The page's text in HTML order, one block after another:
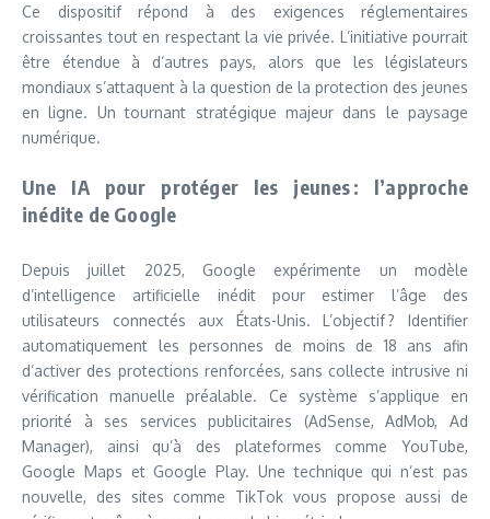
Ce dispositif répond à des exigences réglementaires
croissantes tout en respectant la vie privée. L’initiative pourrait
être étendue à d’autres pays, alors que les législateurs
mondiaux s’attaquent à la question de la protection des jeunes
en ligne. Un tournant stratégique majeur dans le paysage
numérique.
Une IA pour protéger les jeunes : l’approche
inédite de Google
Depuis juillet 2025, Google expérimente un modèle
d’intelligence artificielle inédit pour estimer l’âge des
utilisateurs connectés aux États-Unis. L’objectif ? Identifier
automatiquement les personnes de moins de 18 ans afin
d’activer des protections renforcées, sans collecte intrusive ni
vérification manuelle préalable. Ce système s’applique en
priorité à ses services publicitaires (AdSense, AdMob, Ad
Manager), ainsi qu’à des plateformes comme YouTube,
Google Maps et Google Play. Une technique qui n’est pas
nouvelle, des sites comme TikTok vous propose aussi de